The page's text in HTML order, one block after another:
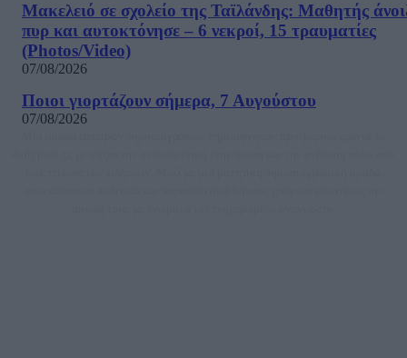
Μακελειό σε σχολείο της Ταϊλάνδης: Μαθητής
πυρ και αυτοκτόνησε – 6 νεκροί, 15 τραυματίες
(Photos/Video)
07/08/2026
Ποιοι γιορτάζουν σήμερα, 7 Αυγούστου
07/08/2026